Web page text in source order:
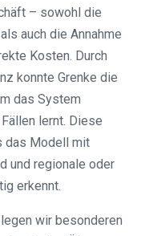
– sowohl die
auch die Annahme
Kosten. Durch
konnte Grenke die
das System
lernt. Diese
das Modell mit
und regionale oder
erkennt.
wir besonderen